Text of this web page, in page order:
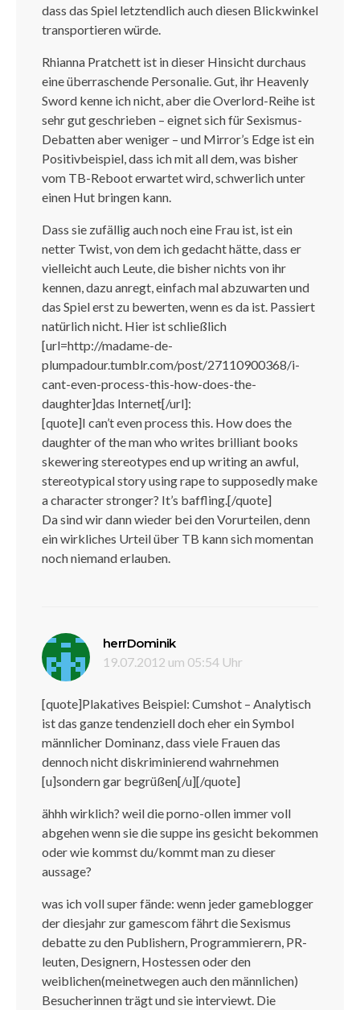
dass das Spiel letztendlich auch diesen Blickwinkel
transportieren würde.
Rhianna Pratchett ist in dieser Hinsicht durchaus
eine überraschende Personalie. Gut, ihr Heavenly
Sword kenne ich nicht, aber die Overlord-Reihe ist
sehr gut geschrieben – eignet sich für Sexismus-
Debatten aber weniger – und Mirror’s Edge ist ein
Positivbeispiel, dass ich mit all dem, was bisher
vom TB-Reboot erwartet wird, schwerlich unter
einen Hut bringen kann.
Dass sie zufällig auch noch eine Frau ist, ist ein
netter Twist, von dem ich gedacht hätte, dass er
vielleicht auch Leute, die bisher nichts von ihr
kennen, dazu anregt, einfach mal abzuwarten und
das Spiel erst zu bewerten, wenn es da ist. Passiert
natürlich nicht. Hier ist schließlich
[url=http://madame-de-
plumpadour.tumblr.com/post/27110900368/i-
cant-even-process-this-how-does-the-
daughter]das Internet[/url]:
[quote]I can’t even process this. How does the
daughter of the man who writes brilliant books
skewering stereotypes end up writing an awful,
stereotypical story using rape to supposedly make
a character stronger? It’s baffling.[/quote]
Da sind wir dann wieder bei den Vorurteilen, denn
ein wirkliches Urteil über TB kann sich momentan
noch niemand erlauben.
herrDominiksagt:
19.07.2012 um 05:54 Uhr
[quote]Plakatives Beispiel: Cumshot – Analytisch
ist das ganze tendenziell doch eher ein Symbol
männlicher Dominanz, dass viele Frauen das
dennoch nicht diskriminierend wahrnehmen
[u]sondern gar begrüßen[/u][/quote]
ähhh wirklich? weil die porno-ollen immer voll
abgehen wenn sie die suppe ins gesicht bekommen
oder wie kommst du/kommt man zu dieser
aussage?
was ich voll super fände: wenn jeder gameblogger
der diesjahr zur gamescom fährt die Sexismus
debatte zu den Publishern, Programmierern, PR-
leuten, Designern, Hostessen oder den
weiblichen(meinetwegen auch den männlichen)
Besucherinnen trägt und sie interviewt. Die